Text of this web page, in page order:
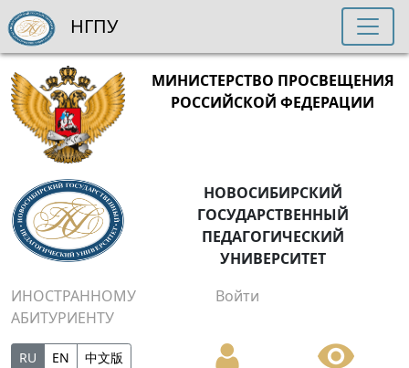
МИНИСТЕРСТВО ПРОСВЕЩЕНИЯ
РОССИЙСКОЙ ФЕДЕРАЦИИ
НОВОСИБИРСКИЙ
ГОСУДАРСТВЕННЫЙ
ПЕДАГОГИЧЕСКИЙ
УНИВЕРСИТЕТ
ИНОСТРАННОМУ
АБИТУРИЕНТУ
Войти
RU EN 中文版
НГПУ